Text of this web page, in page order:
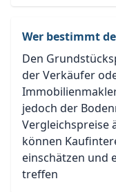
Wer bestimmt
Den
der Verkäufer
jedoch der
Vergleichspreise
können
einschätzen und
treffen